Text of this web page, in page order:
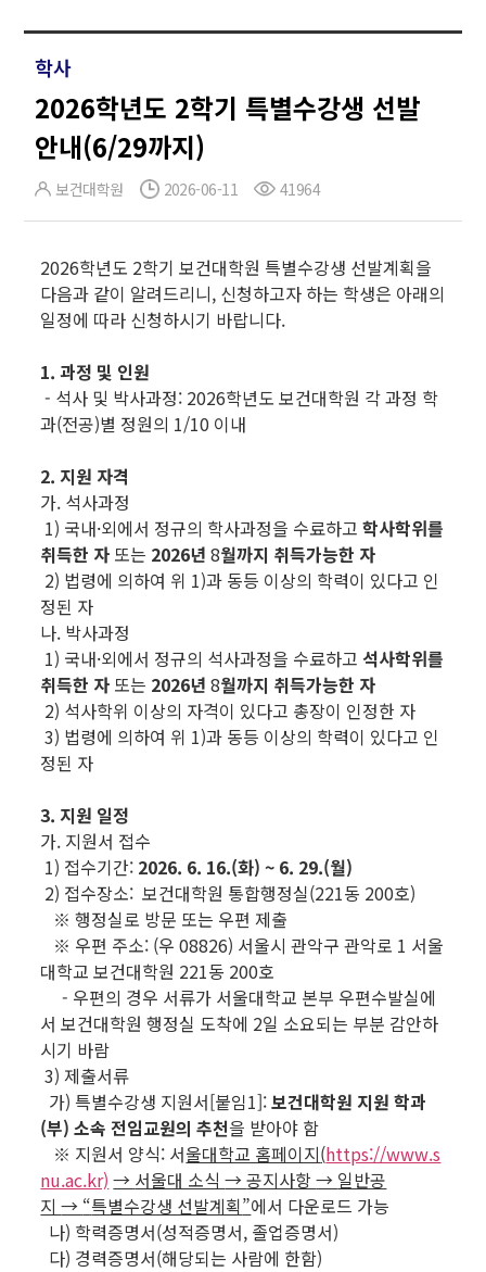
학사
2026학년도 2학기 특별수강생 선발
안내(6/29까지)
보건대학원 2026-06-11 41964
2026학년도 2학기 보건대학원 특별수강생 선발계획을
다음과 같이 알려드리니, 신청하고자 하는 학생은 아래의
일정에 따라 신청하시기 바랍니다.
1. 과정 및 인원
- 석사 및 박사과정: 2026학년도 보건대학원 각 과정 학
과(전공)별 정원의 1/10 이내
2. 지원 자격
가. 석사과정
1) 국내·외에서 정규의 학사과정을 수료하고학사학위를
취득한 자 또는 2026년 8월까지 취득가능한 자
2) 법령에 의하여 위 1)과 동등 이상의 학력이 있다고 인
정된 자
나. 박사과정
1) 국내·외에서 정규의 석사과정을 수료하고석사학위를
취득한 자 또는 2026년 8월까지 취득가능한 자
2) 석사학위 이상의 자격이 있다고 총장이 인정한 자
3) 법령에 의하여 위 1)과 동등 이상의 학력이 있다고 인
정된 자
3. 지원 일정
가. 지원서 접수
1) 접수기간: 2026. 6. 16.(화) ~ 6. 29.(월)
2) 접수장소: 보건대학원 통합행정실(221동 200호)
※ 행정실로 방문 또는 우편 제출
※ 우편 주소: (우 08826) 서울시 관악구 관악로 1 서울
대학교 보건대학원 221동 200호
- 우편의 경우 서류가 서울대학교 본부 우편수발실에
서 보건대학원 행정실 도착에 2일 소요되는 부분 감안하
시기 바람
3) 제출서류
가) 특별수강생 지원서[붙임1]:보건대학원 지원 학과
(부) 소속 전임교원의 추천을 받아야 함
※ 지원서 양식: 서울대학교 홈페이지(https://www.s
nu.ac.kr) → 서울대 소식→공지사항→ 일반공
지→ “특별수강생 선발계획”에서 다운로드 가능
나) 학력증명서(성적증명서, 졸업증명서)
다) 경력증명서(해당되는 사람에 한함)